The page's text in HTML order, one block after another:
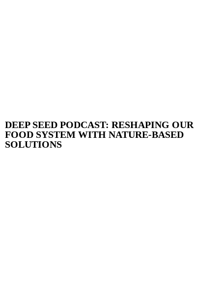
DEEP SEED PODCAST: RESHAPING OUR
FOOD SYSTEM WITH NATURE-BASED
SOLUTIONS